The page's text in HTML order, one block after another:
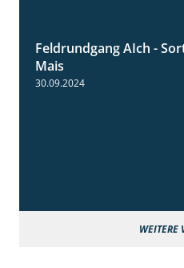
Feldrundgang AIch -
Mais
30.09.2024
WEITERE